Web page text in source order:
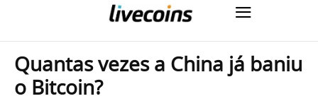
Quantas vezes a China já baniu
o Bitcoin?